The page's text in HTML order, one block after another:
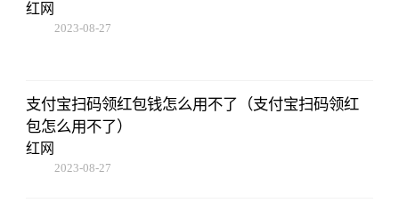
红网
2023-08-27
支付宝扫码领红包钱怎么用不了（支付宝扫码领红
包怎么用不了）
红网
2023-08-27